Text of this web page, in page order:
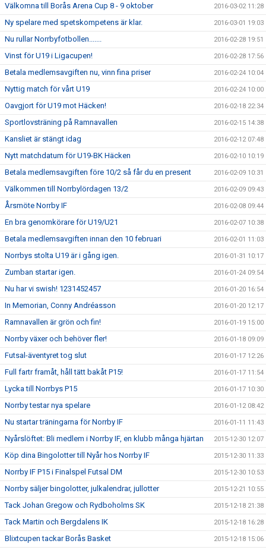
Välkomna till Borås Arena Cup 8 - 9 oktober 2016-03-02 11:28
Ny spelare med spetskompetens är klar. 2016-03-01 19:03
Nu rullar Norrbyfotbollen....... 2016-02-28 19:51
Vinst för U19 i Ligacupen! 2016-02-28 17:56
Betala medlemsavgiften nu, vinn fina priser 2016-02-24 10:04
Nyttig match för vårt U19 2016-02-24 10:00
Oavgjort för U19 mot Häcken! 2016-02-18 22:34
Sportlovsträning på Ramnavallen 2016-02-15 14:38
Kansliet är stängt idag 2016-02-12 07:48
Nytt matchdatum för U19-BK Häcken 2016-02-10 10:19
Betala medlemsavgiften före 10/2 så får du en present 2016-02-09 10:31
Välkommen till Norrbylördagen 13/2 2016-02-09 09:43
Årsmöte Norrby IF 2016-02-08 09:44
En bra genomkörare för U19/U21 2016-02-07 10:38
Betala medlemsavgiften innan den 10 februari 2016-02-01 11:03
Norrbys stolta U19 är i gång igen. 2016-01-31 10:17
Zumban startar igen. 2016-01-24 09:54
Nu har vi swish! 1231452457 2016-01-20 16:54
In Memorian, Conny Andréasson 2016-01-20 12:17
Ramnavallen är grön och fin! 2016-01-19 15:00
Norrby växer och behöver fler! 2016-01-18 09:09
Futsal-äventyret tog slut 2016-01-17 12:26
Full fartr framåt, håll tätt bakåt P15! 2016-01-17 11:54
Lycka till Norrbys P15 2016-01-17 10:30
Norrby testar nya spelare 2016-01-12 08:42
Nu startar träningarna för Norrby IF 2016-01-11 11:43
Nyårslöftet: Bli medlem i Norrby IF, en klubb många hjärtan 2015-12-30 12:07
Köp dina Bingolotter till Nyår hos Norrby IF 2015-12-30 11:33
Norrby IF P15 i Finalspel Futsal DM 2015-12-30 10:53
Norrby säljer bingolotter, julkalendrar, jullotter 2015-12-21 10:55
Tack Johan Gregow och Rydboholms SK 2015-12-18 21:38
Tack Martin och Bergdalens IK 2015-12-18 16:28
Blixtcupen tackar Borås Basket 2015-12-18 15:06